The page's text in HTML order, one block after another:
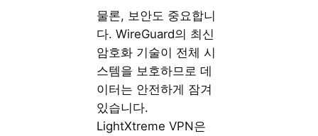
물론, 보안도 중요합니
다. WireGuard의 최신
암호화 기술이 전체 시
스템을 보호하므로 데
이터는 안전하게 잠겨
있습니다.
LightXtreme VPN은